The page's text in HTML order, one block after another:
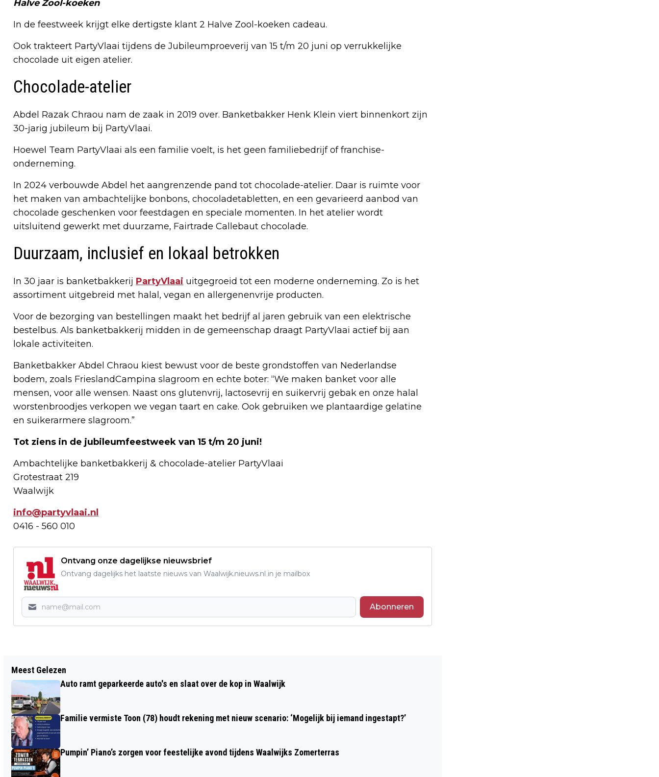
Halve Zool-koeken
In de feestweek krijgt elke dertigste klant 2 Halve Zool-koeken cadeau.
Ook trakteert PartyVlaai tijdens de Jubileumproeverij van 15 t/m 20 juni op verrukkelijke
chocolade uit eigen atelier.
Chocolade-atelier
Abdel Razak Chraou nam de zaak in 2019 over. Banketbakker Henk Klein viert binnenkort zijn
30-jarig jubileum bij PartyVlaai.
Hoewel Team PartyVlaai als een familie voelt, is het geen familiebedrijf of franchise-
onderneming.
In 2024 verbouwde Abdel het aangrenzende pand tot chocolade-atelier. Daar is ruimte voor
het maken van ambachtelijke bonbons, chocoladetabletten, en een gevarieerd aanbod van
chocolade geschenken voor feestdagen en speciale momenten. In het atelier wordt
uitsluitend gewerkt met duurzame, Fairtrade Callebaut chocolade.
Duurzaam, inclusief en lokaal betrokken
In 30 jaar is banketbakkerij PartyVlaai uitgegroeid tot een moderne onderneming. Zo is het
assortiment uitgebreid met halal, vegan en allergenenvrije producten.
Voor de bezorging van bestellingen maakt het bedrijf al jaren gebruik van een elektrische
bestelbus. Als banketbakkerij midden in de gemeenschap draagt PartyVlaai actief bij aan
lokale activiteiten.
Banketbakker Abdel Chraou kiest bewust voor de beste grondstoffen van Nederlandse
bodem, zoals FrieslandCampina slagroom en echte boter: “We maken banket voor alle
mensen, voor alle wensen. Naast ons glutenvrij, lactosevrij en suikervrij gebak en onze halal
worstenbroodjes verkopen we vegan taart en cake. Ook gebruiken we plantaardige gelatine
en suikerarmere slagroom.”
Tot ziens in de jubileumfeestweek van 15 t/m 20 juni!
Ambachtelijke banketbakkerij & chocolade-atelier PartyVlaai
Grotestraat 219
Waalwijk
info@partyvlaai.nl
0416 - 560 010
Ontvang onze dagelijkse nieuwsbrief
Ontvang dagelijks het laatste nieuws van Waalwijk.nieuws.nl in je mailbox
Abonneren
BASISSCHOOL DE RANK IN SPRANG-
CAPELLE ZOEKT ENTHOUSIASTE JUF OF
MEESTER VOOR GROEP 5/6
VOOR NIEUWE TOEKOMST
Meest Gelezen
Auto ramt geparkeerde auto's en slaat over de kop in Waalwijk
Familie vermiste Toon (78) houdt rekening met nieuw scenario: ‘Mogelijk bij iemand ingestapt?’
Pumpin’ Piano’s zorgen voor feestelijke avond tijdens Waalwijks Zomerterras